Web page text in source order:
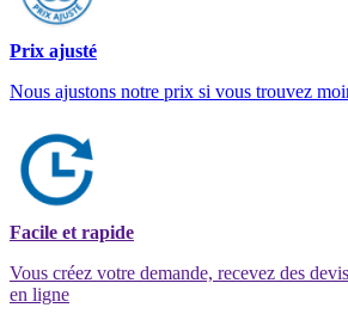
Prix ajusté
Nous ajustons notre prix si vous trouvez
Facile et rapide
Vous créez votre demande, recevez des
en ligne